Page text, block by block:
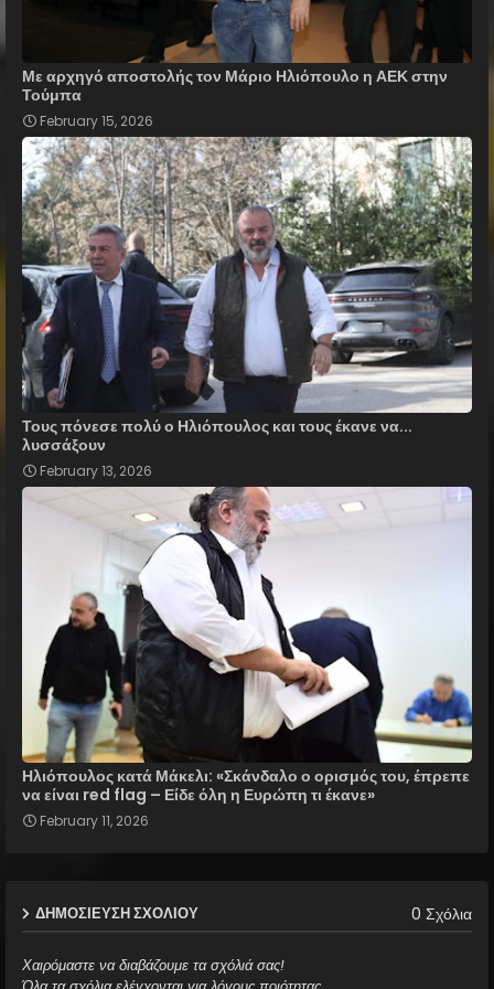
Με αρχηγό αποστολής τον Μάριο Ηλιόπουλο η ΑΕΚ στην
Τούμπα
February 15, 2026
Τους πόνεσε πολύ ο Ηλιόπουλος και τους έκανε να...
λυσσάξουν
February 13, 2026
Ηλιόπουλος κατά Μάκελι: «Σκάνδαλο ο ορισμός του, έπρεπε
να είναι red flag – Είδε όλη η Ευρώπη τι έκανε»
February 11, 2026
ΔΗΜΟΣΊΕΥΣΗ ΣΧΟΛΊΟΥ 0 Σχόλια
Χαιρόμαστε να διαβάζουμε τα σχόλιά σας!